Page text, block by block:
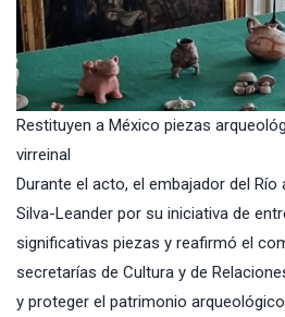
Restituyen a México piezas
virreinal
Durante el acto, el embajador del
Silva-Leander por su iniciativa de
significativas piezas y reafirmó el
secretarías de Cultura y de
y proteger el patrimonio